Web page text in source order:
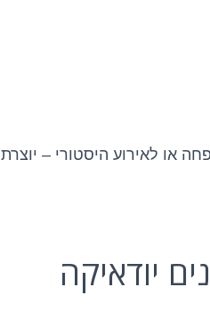
או לאירוע היסטורי – יוצרת